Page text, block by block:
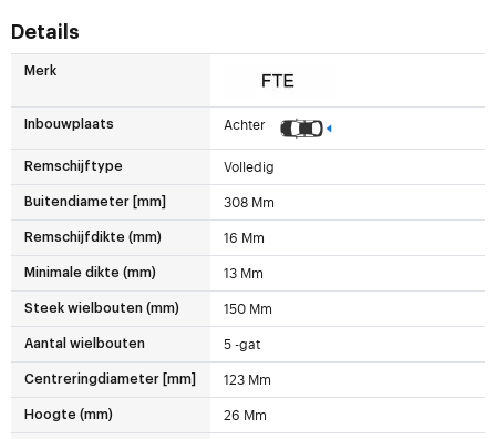
Details
Merk
Inbouwplaats Achter
Remschijftype Volledig
Buitendiameter [mm] 308 Mm
Remschijfdikte (mm) 16 Mm
Minimale dikte (mm) 13 Mm
Steek wielbouten (mm) 150 Mm
Aantal wielbouten 5 -gat
Centreringdiameter [mm] 123 Mm
Hoogte (mm) 26 Mm